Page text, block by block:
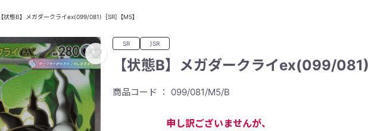
【状態B】メガダークライex(099/081)［SR]【M5】
SR }SR
【状態B】メガダークライex(099/
商品コード ： 099/081/M5/B
申し訳ございませんが、